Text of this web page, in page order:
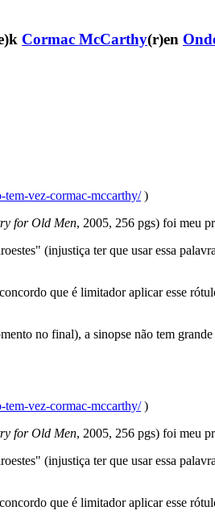
Cormac McCarthy(r)en
tem-vez-cormac-mccarthy/)
for Old Men, 2005, 256 pgs) foi meu
(injustiça ter que usar essa
que é limitador aplicar esse
no final), a sinopse não tem
tem-vez-cormac-mccarthy/)
for Old Men, 2005, 256 pgs) foi meu
(injustiça ter que usar essa
que é limitador aplicar esse